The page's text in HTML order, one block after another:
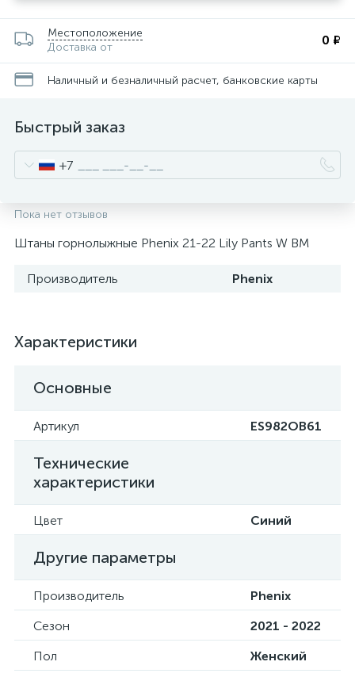
Местоположение
Доставка от
0 ₽
Наличный и безналичный расчет, банковские карты
Быстрый заказ
+7
Пока нет отзывов
Штаны горнолыжные Phenix 21-22 Lily Pants W BM
Производитель Phenix
Характеристики
Основные
Артикул ES982OB61
Технические
характеристики
Цвет Синий
Другие параметры
Производитель
Phenix
Сезон
2021 - 2022
Пол
Женский